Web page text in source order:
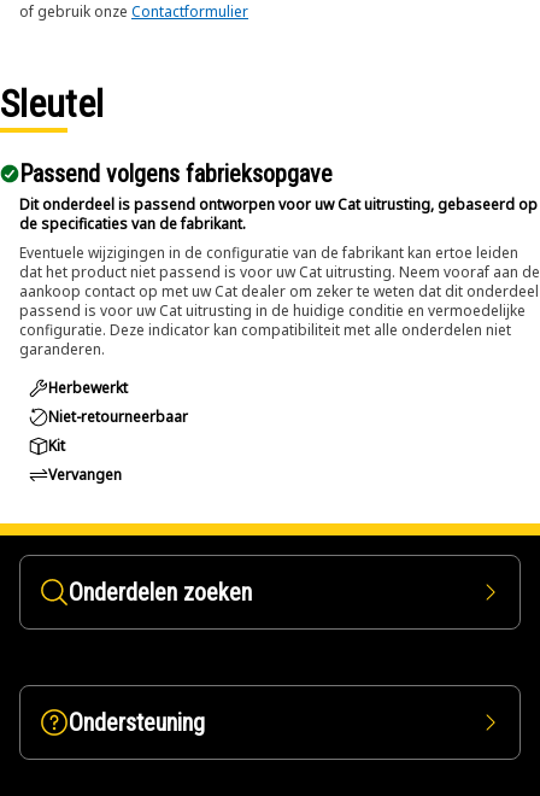
of gebruik onze Contactformulier
Sleutel
Passend volgens fabrieksopgave
Dit onderdeel is passend ontworpen voor uw Cat uitrusting, gebaseerd op
de specificaties van de fabrikant.
Eventuele wijzigingen in de configuratie van de fabrikant kan ertoe leiden
dat het product niet passend is voor uw Cat uitrusting. Neem vooraf aan de
aankoop contact op met uw Cat dealer om zeker te weten dat dit onderdeel
passend is voor uw Cat uitrusting in de huidige conditie en vermoedelijke
configuratie. Deze indicator kan compatibiliteit met alle onderdelen niet
garanderen.
Herbewerkt
Niet-retourneerbaar
Kit
Vervangen
Onderdelen zoeken
Ondersteuning